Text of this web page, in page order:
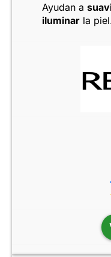
Ayudan a
iluminar la